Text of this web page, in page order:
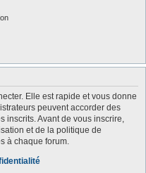
Elle est rapide et vous donne
peuvent accorder des
Avant de vous inscrire,
et de la politique de
à chaque forum.